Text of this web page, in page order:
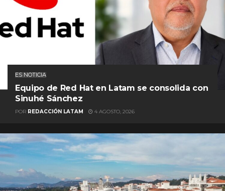
ES NOTICIA
Equipo de Red Hat en Latam se consolida con
Sinuhé Sánchez
POR REDACCIÓN LATAM 4 AGOSTO, 2026